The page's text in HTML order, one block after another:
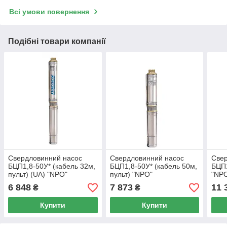
Всі умови повернення
Подібні товари компанії
Свердловинний насос
БЦП1,8-50У* (кабель 32м,
пульт) (UA) "NPO"
6 848 ₴
Купити
Свердловинний насос
БЦП1,8-50У* (кабель 50м,
пульт) "NPO"
7 873₴
Купити
11